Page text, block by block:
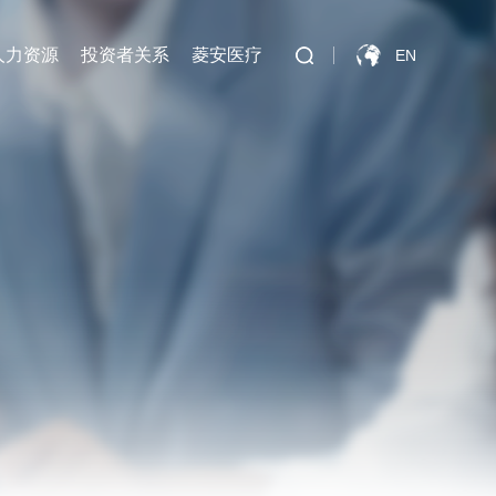
EN
力资源 投资者关系 菱安医疗